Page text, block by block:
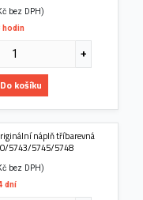
bez DPH)
hodin
Do košíku
náplň tříbarevná
5743/5745/5748
bez DPH)
dní